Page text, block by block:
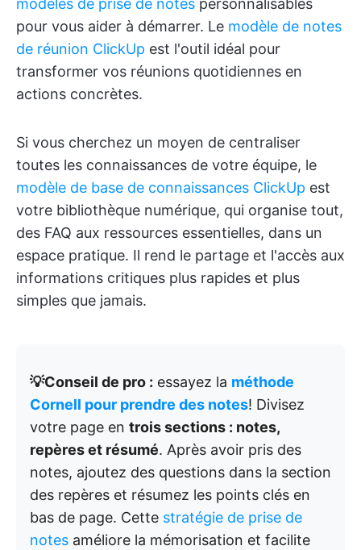
modèles de prise de notes personnalisables
pour vous aider à démarrer. Le modèle de notes
de réunion ClickUp est l'outil idéal pour
transformer vos réunions quotidiennes en
actions concrètes.
Si vous cherchez un moyen de centraliser
toutes les connaissances de votre équipe, le
modèle de base de connaissances ClickUp est
votre bibliothèque numérique, qui organise tout,
des FAQ aux ressources essentielles, dans un
espace pratique. Il rend le partage et l'accès aux
informations critiques plus rapides et plus
simples que jamais.
💡Conseil de pro : essayez la méthode
Cornell pour prendre des notes! Divisez
votre page en trois sections : notes,
repères et résumé. Après avoir pris des
notes, ajoutez des questions dans la section
des repères et résumez les points clés en
bas de page. Cette stratégie de prise de
notes améliore la mémorisation et facilite